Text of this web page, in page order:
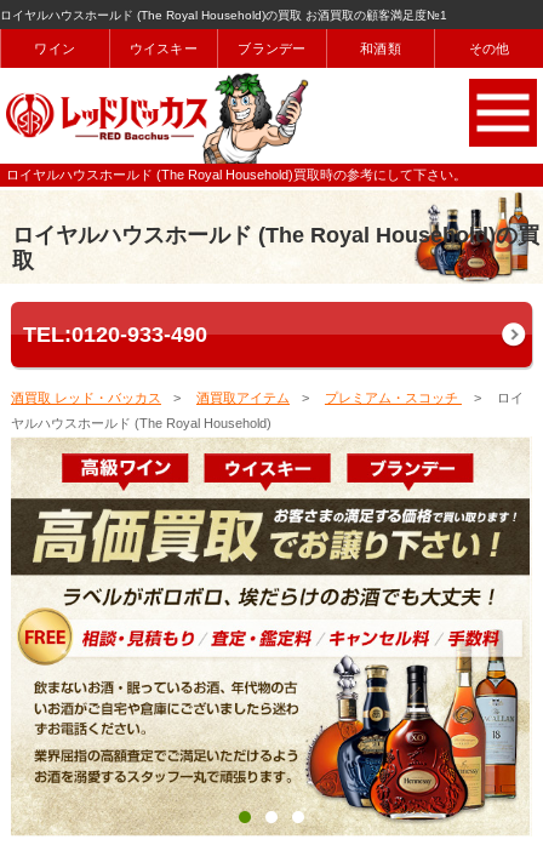
ロイヤルハウスホールド (The Royal Household)の買取 お酒買取の顧客満足度№1
ワイン ウイスキー ブランデー 和酒類 その他
ロイヤルハウスホールド (The Royal Household)買取時の参考にして下さい。
ロイヤルハウスホールド (The Royal Household)の買
取
TEL:0120-933-490
酒買取 レッド・バッカス 酒買取アイテム プレミアム・スコッチ
ロイ
ヤルハウスホールド (The Royal Household)